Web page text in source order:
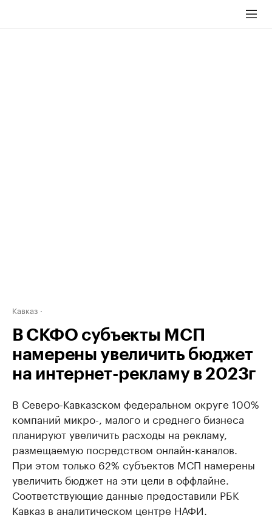
Кавказ
В СКФО субъекты МСП
намерены увеличить бюджет
на интернет-рекламу в 2023г
В Северо-Кавказском федеральном округе 100%
компаний микро-, малого и среднего бизнеса
планируют увеличить расходы на рекламу,
размещаемую посредством онлайн-каналов.
При этом только 62% субъектов МСП намерены
увеличить бюджет на эти цели в оффлайне.
Соответствующие данные предоставили РБК
Кавказ в аналитическом центре НАФИ.